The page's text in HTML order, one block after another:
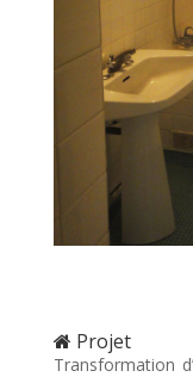
Projet
Transformation